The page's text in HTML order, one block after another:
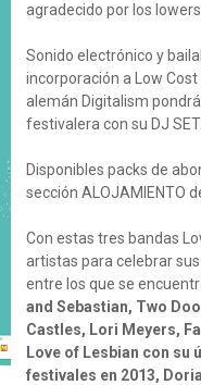
agradecido por los
Sonido electrónico y
incorporación a Low
alemán Digitalism
festivalera con su DJ SET.
Disponibles packs de
sección ALOJAMIENTO
Con estas tres bandas
artistas para celebrar
entre los que se
and Sebastian, Two
Castles, Lori Meyers,
Love of Lesbian con su
festivales en 2013,